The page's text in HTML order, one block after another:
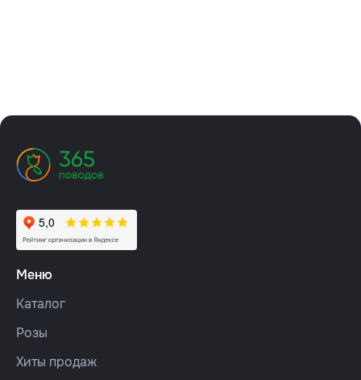
Меню
Каталог
Розы
Хиты продаж